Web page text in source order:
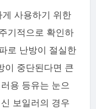
사용하기 위한
기적으로 확인하
로 난방이 절실한
이 중단된다면 큰
용 등유는 눈으
보일러의 경우